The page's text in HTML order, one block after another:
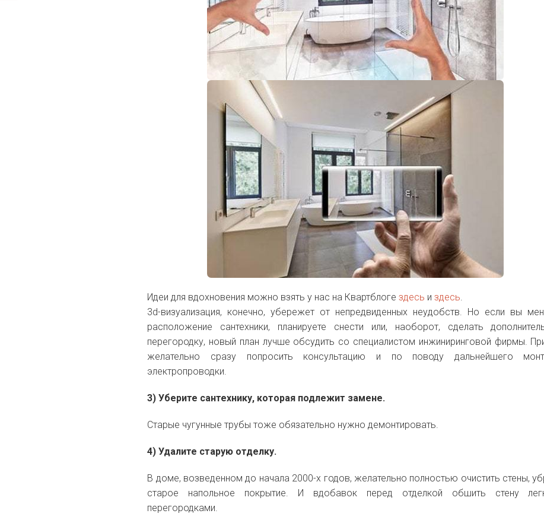
Идеи для вдохновения можно взять у нас на Квартблогездесь издесь
3d-визуализация, конечно, убережет от непредвиденных неудобств. Но если вы
расположение сантехники, планируете снести или, наоборот, сделать
перегородку, новый план лучше обсудить со специалистом инжиниринговой фирмы.
желательно сразу попросить консультацию и по поводу дальнейшего
электропроводки.
3) Уберите сантехнику, которая подлежит замене.
Старые чугунные трубы тоже обязательно нужно демонтировать.
4) Удалите старую отделку.
В доме, возведенном до начала 2000-х годов, желательно полностью очистить стены,
старое напольное покрытие. И вдобавок перед отделкой обшить стену
перегородками.